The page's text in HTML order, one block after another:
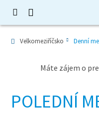
Velkomeziříčsko Denní
Máte zájem o
POLEDNÍ